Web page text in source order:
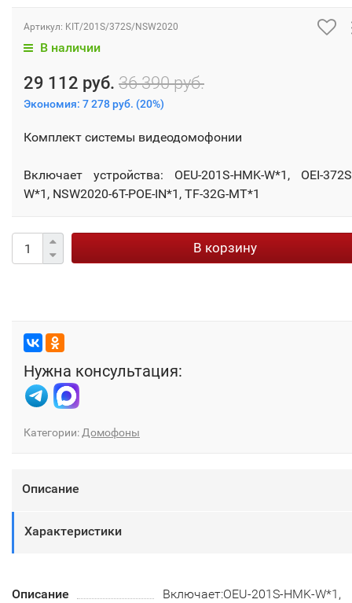
Артикул: KIT/201S/372S/NSW2020
В наличии
29 112 руб. 36 390 руб.
Экономия: 7 278 руб. (20%)
Комплект системы видеодомофонии
Включает устройства: OEU-201S-HMK-W*1, OEI-
W*1, NSW2020-6T-POE-IN*1, TF-32G-MT*1
В корзину
Нужна консультация:
Категории:Домофоны
Описание
Характеристики
Описание
Включает:OEU-201S-HMK-W*1,